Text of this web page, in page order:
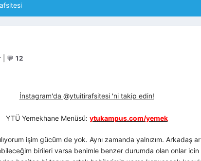
💬 12
İnstagram'da @ytuitirafsitesi 'ni takip edin!
YTÜ Yemekhane Menüsü: ytukampus.com/yemek
işim gücüm de yok. Aynı zamanda yalnızım. Arkadaş
birileri varsa benimle benzer durumda olan onlar